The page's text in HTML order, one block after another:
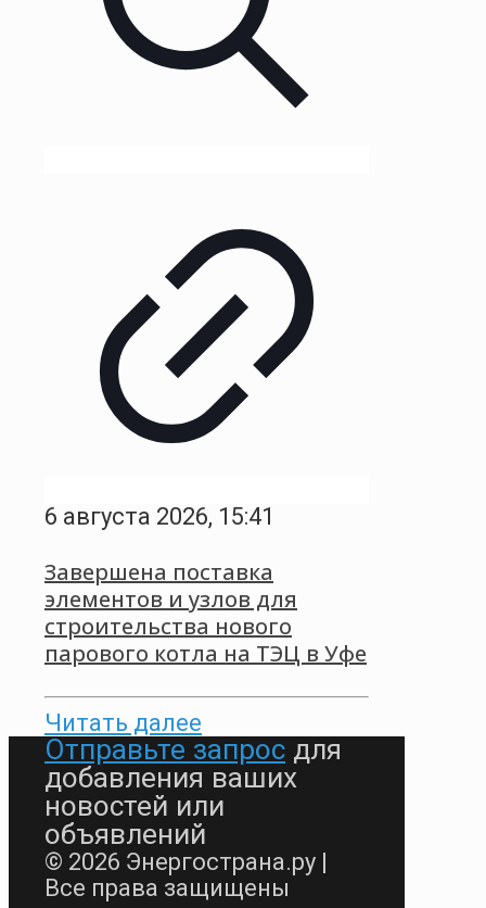
6 августа 2026, 15:41
Завершена поставка
элементов и узлов для
строительства нового
парового котла на ТЭЦ в Уфе
Читать далее
Отправьте запрос для
добавления ваших
новостей или
объявлений
© 2026 Энергострана.ру |
Все права защищены